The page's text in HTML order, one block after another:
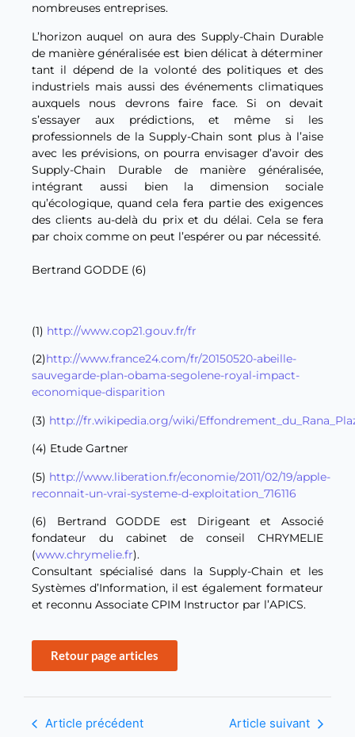
nombreuses entreprises.
L’horizon auquel on aura des Supply-Chain Durable
de manière généralisée est bien délicat à déterminer
tant il dépend de la volonté des politiques et des
industriels mais aussi des événements climatiques
auxquels nous devrons faire face. Si on devait
s’essayer aux prédictions, et même si les
professionnels de la Supply-Chain sont plus à l’aise
avec les prévisions, on pourra envisager d’avoir des
Supply-Chain Durable de manière généralisée,
intégrant aussi bien la dimension sociale
qu’écologique, quand cela fera partie des exigences
des clients au-delà du prix et du délai. Cela se fera
par choix comme on peut l’espérer ou par nécessité.
Bertrand GODDE (6)
(1) http://www.cop21.gouv.fr/fr
(2)http://www.france24.com/fr/20150520-abeille-
sauvegarde-plan-obama-segolene-royal-impact-
economique-disparition
(3) http://fr.wikipedia.org/wiki/
(4) Etude Gartner
(5) http://www.liberation.fr/economie/2011/02/19/apple-
reconnait-un-vrai-systeme-d-exploitation_716116
(6) Bertrand GODDE est Dirigeant et Associé
fondateur du cabinet de conseil CHRYMELIE
(www.chrymelie.fr).
Consultant spécialisé dans la Supply-Chain et les
Systèmes d’Information, il est également formateur
et reconnu Associate CPIM Instructor par l’APICS.
Retour page articles
Article précédent Article suivant